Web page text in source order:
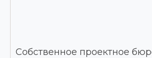
Собственное проектное